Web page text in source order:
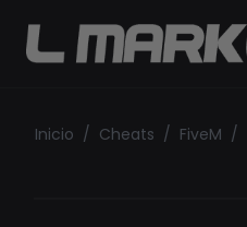
Inicio / Cheats / FiveM /